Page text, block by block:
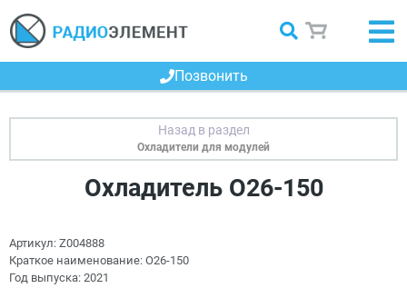
Позвонить
Охладители для модулей
Охладитель О26-150
Артикул: Z004888
Краткое наименование: О26-150
Год выпуска: 2021